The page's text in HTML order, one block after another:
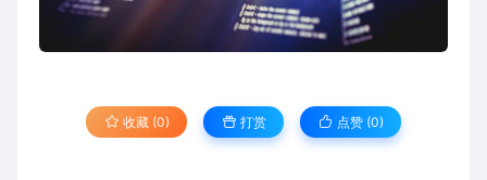
收藏 (0) 打赏 点赞 (0)